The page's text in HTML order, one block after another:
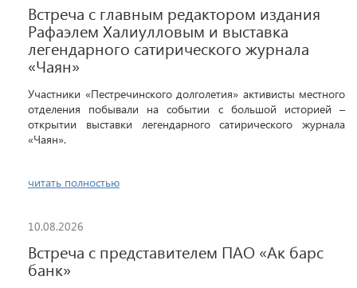
Встреча с главным редактором издания
Рафаэлем Халиулловым и выставка
легендарного сатирического журнала
«Чаян»
Участники «Пестречинского долголетия» активисты местного
отделения побывали на событии с большой историей –
открытии выставки легендарного сатирического журнала
«Чаян».
читать полностью
10.08.2026
Встреча с представителем ПАО «Ак барс
банк»